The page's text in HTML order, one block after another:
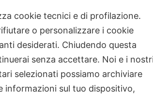
su scala
è tra le
è offerta
vaccino
in co-
cookie tecnici e di profilazione.
o personalizzare i cookie
desiderati. Chiudendo questa
senza accettare. Noi e i
selezionati possiamo archiviare
informazioni sul tuo dispositivo,